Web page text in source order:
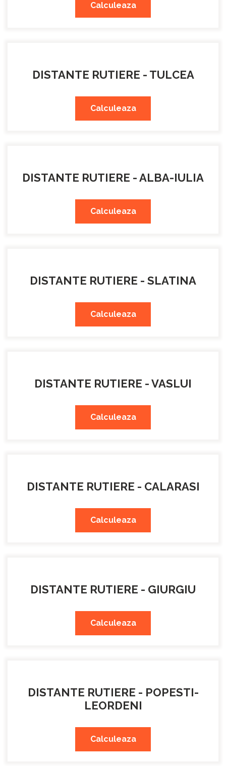
Calculeaza
DISTANTE RUTIERE - TULCEA
Calculeaza
DISTANTE RUTIERE - ALBA-IULIA
Calculeaza
DISTANTE RUTIERE - SLATINA
Calculeaza
DISTANTE RUTIERE - VASLUI
Calculeaza
DISTANTE RUTIERE - CALARASI
Calculeaza
DISTANTE RUTIERE - GIURGIU
Calculeaza
DISTANTE RUTIERE - POPESTI-
LEORDENI
Calculeaza